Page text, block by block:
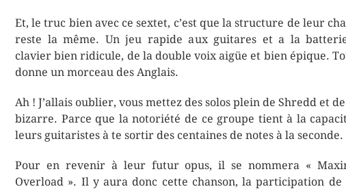
Et, le truc bien avec ce sextet, c’est que la structure de leur
reste la même. Un jeu rapide aux guitares et a la
clavier bien ridicule, de la double voix aigüe et bien épique.
donne un morceau des Anglais.
Ah ! J’allais oublier, vous mettez des solos plein de Shredd et
bizarre. Parce que la notoriété de ce groupe tient à la
leurs guitaristes à te sortir des centaines de notes à la seconde.
Pour en revenir à leur futur opus, il se nommera «
Overload ». Il y aura donc cette chanson, la participation de